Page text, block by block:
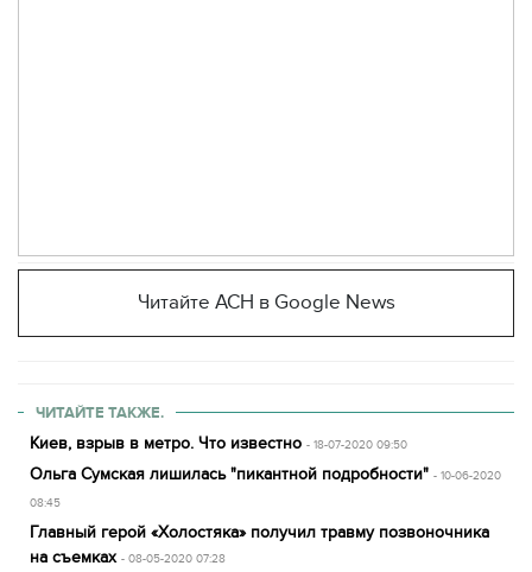
Читайте АСН в Google News
ЧИТАЙТЕ ТАКЖЕ.
Киев, взрыв в метро. Что известно - 18-07-2020 09:50
Ольга Сумская лишилась "пикантной подробности" - 10-06-2020
08:45
Главный герой «Холостяка» получил травму позвоночника
на съемках - 08-05-2020 07:28